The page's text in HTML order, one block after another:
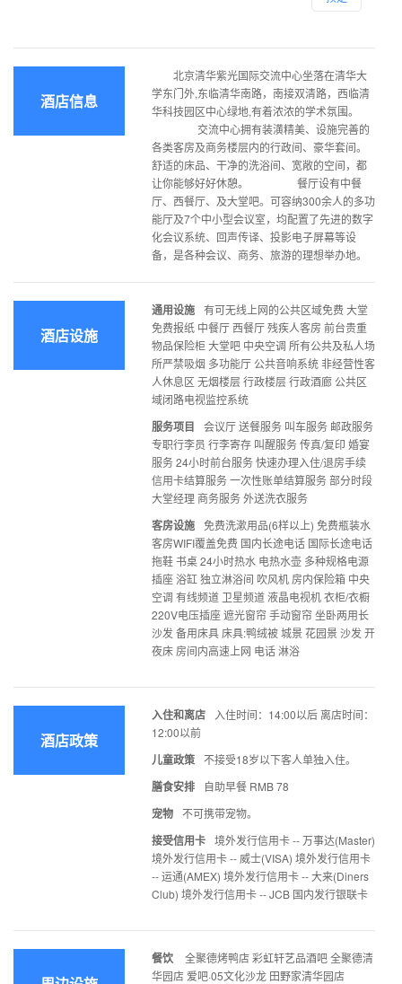
酒店信息
北京清华紫光国际交流中心坐落在清华大
学东门外,东临清华南路，南接双清路，西临清
华科技园区中心绿地,有着浓浓的学术氛围。
交流中心拥有装潢精美、设施完善的
各类客房及商务楼层内的行政间、豪华套间。
舒适的床品、干净的洗浴间、宽敞的空间，都
让你能够好好休憩。 餐厅设有中餐
厅、西餐厅、及大堂吧。可容纳300余人的多功
能厅及7个中小型会议室，均配置了先进的数字
化会议系统、回声传译、投影电子屏幕等设
备，是各种会议、商务、旅游的理想举办地。
酒店设施
通用设施 有可无线上网的公共区域免费 大堂
免费报纸 中餐厅 西餐厅 残疾人客房 前台贵重
物品保险柜 大堂吧 中央空调 所有公共及私人场
所严禁吸烟 多功能厅 公共音响系统 非经营性客
人休息区 无烟楼层 行政楼层 行政酒廊 公共区
域闭路电视监控系统
服务项目
会议厅 送餐服务 叫车服务 邮政服务
专职行李员 行李寄存 叫醒服务 传真/复印 婚宴
服务 24小时前台服务 快速办理入住/退房手续
信用卡结算服务 一次性账单结算服务 部分时段
大堂经理 商务服务 外送洗衣服务
客房设施 免费洗漱用品(6样以上) 免费瓶装水
客房WIFI覆盖免费 国内长途电话 国际长途电话
拖鞋 书桌 24小时热水 电热水壶 多种规格电源
插座 浴缸 独立淋浴间 吹风机 房内保险箱 中央
空调 有线频道 卫星频道 液晶电视机 衣柜/衣橱
220V电压插座 遮光窗帘 手动窗帘 坐卧两用长
沙发 备用床具 床具:鸭绒被 城景 花园景 沙发 开
夜床 房间内高速上网 电话 淋浴
酒店政策
入住和离店
入住时间：14:00以后 离店时间：
12:00以前
儿童政策 不接受18岁以下客人单独入住。
膳食安排 自助早餐 RMB 78
宠物 不可携带宠物。
接受信用卡 境外发行信用卡 -- 万事达(Master)
境外发行信用卡 -- 威士(VISA) 境外发行信用卡
-- 运通(AMEX) 境外发行信用卡 -- 大来(Diners
Club) 境外发行信用卡 -- JCB 国内发行银联卡
餐饮
全聚德烤鸭店 彩虹轩艺品酒吧 全聚德清
华园店 爱吧·05文化沙龙 田野家清华园店